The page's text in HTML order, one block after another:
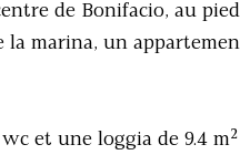
de Bonifacio, au
marina, un
et une loggia de 9.4 m²